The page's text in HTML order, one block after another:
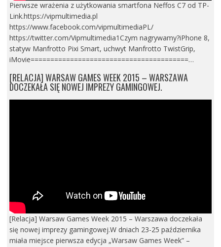
Pierwsze wrażenia z użytkowania smartfona Neffos C7 od TP-
Link.https://vipmultimedia.pl
https://www.facebook.com/vipmultimediaPL/
https://twitter.com/Vipmultimedia1Czym nagrywamy?iPhone 8,
statyw Manfrotto Pixi Smart, uchwyt Manfrotto TwistGrip,
iMovie========================================…
[RELACJA] WARSAW GAMES WEEK 2015 – WARSZAWA
DOCZEKAŁA SIĘ NOWEJ IMPREZY GAMINGOWEJ.
[Relacja] Warsaw Games Week 2015 – Warszawa doczekała
się nowej imprezy gamingowej.W dniach 23-25 października
miała miejsce pierwsza edycja „Warsaw Games Week” –